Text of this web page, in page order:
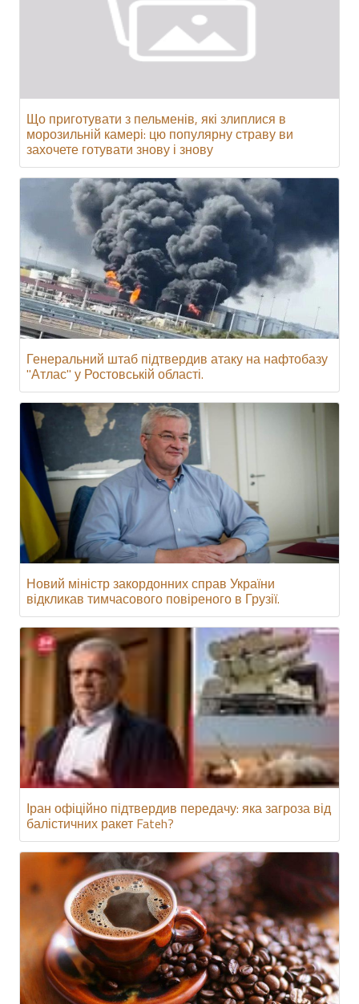
Що приготувати з пельменів, які злиплися в
морозильній камері: цю популярну страву ви
захочете готувати знову і знову
Генеральний штаб підтвердив атаку на нафтобазу
"Атлас" у Ростовській області.
Новий міністр закордонних справ України
відкликав тимчасового повіреного в Грузії.
Іран офіційно підтвердив передачу: яка загроза від
балістичних ракет Fateh?